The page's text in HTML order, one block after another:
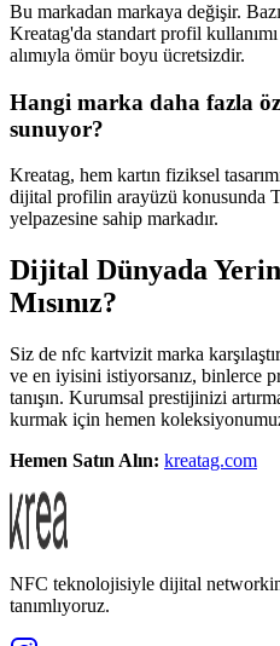
Bu markadan markaya değişir.
Kreatag'da standart profil
alımıyla ömür boyu ücretsizdir.
Hangi marka daha fazla
sunuyor?
Kreatag, hem kartın fiziksel
dijital profilin arayüzü konusunda
yelpazesine sahip markadır.
Dijital Dünyada
Mısınız?
Siz de nfc kartvizit marka
ve en iyisini istiyorsanız, binlerce
tanışın. Kurumsal prestijinizi
kurmak için hemen
Hemen Satın Alın: kreatag.com
NFC teknolojisiyle dijital
tanımlıyoruz.